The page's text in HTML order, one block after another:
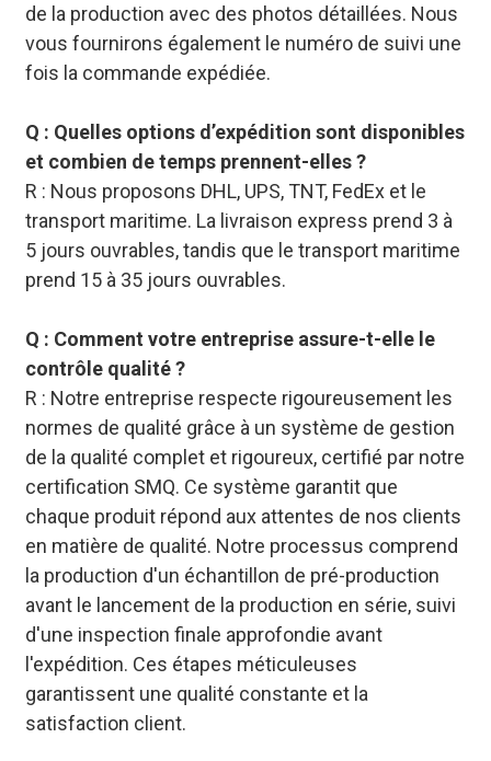
de la production avec des photos détaillées. Nous
vous fournirons également le numéro de suivi une
fois la commande expédiée.
Q : Quelles options d’expédition sont disponibles
et combien de temps prennent-elles ?
R : Nous proposons DHL, UPS, TNT, FedEx et le
transport maritime. La livraison express prend 3 à
5 jours ouvrables, tandis que le transport maritime
prend 15 à 35 jours ouvrables.
Q : Comment votre entreprise assure-t-elle le
contrôle qualité ?
R : Notre entreprise respecte rigoureusement les
normes de qualité grâce à un système de gestion
de la qualité complet et rigoureux, certifié par notre
certification SMQ. Ce système garantit que
chaque produit répond aux attentes de nos clients
en matière de qualité. Notre processus comprend
la production d'un échantillon de pré-production
avant le lancement de la production en série, suivi
d'une inspection finale approfondie avant
l'expédition. Ces étapes méticuleuses
garantissent une qualité constante et la
satisfaction client.